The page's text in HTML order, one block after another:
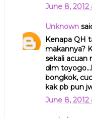
June 8, 2012
Unknown
Kenapa QH
makannya?
sekali acuan
dlm
bongkok,
kak pb pun
June 8, 2012